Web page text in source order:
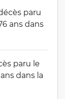
paru
ans dans
paru le
dans la